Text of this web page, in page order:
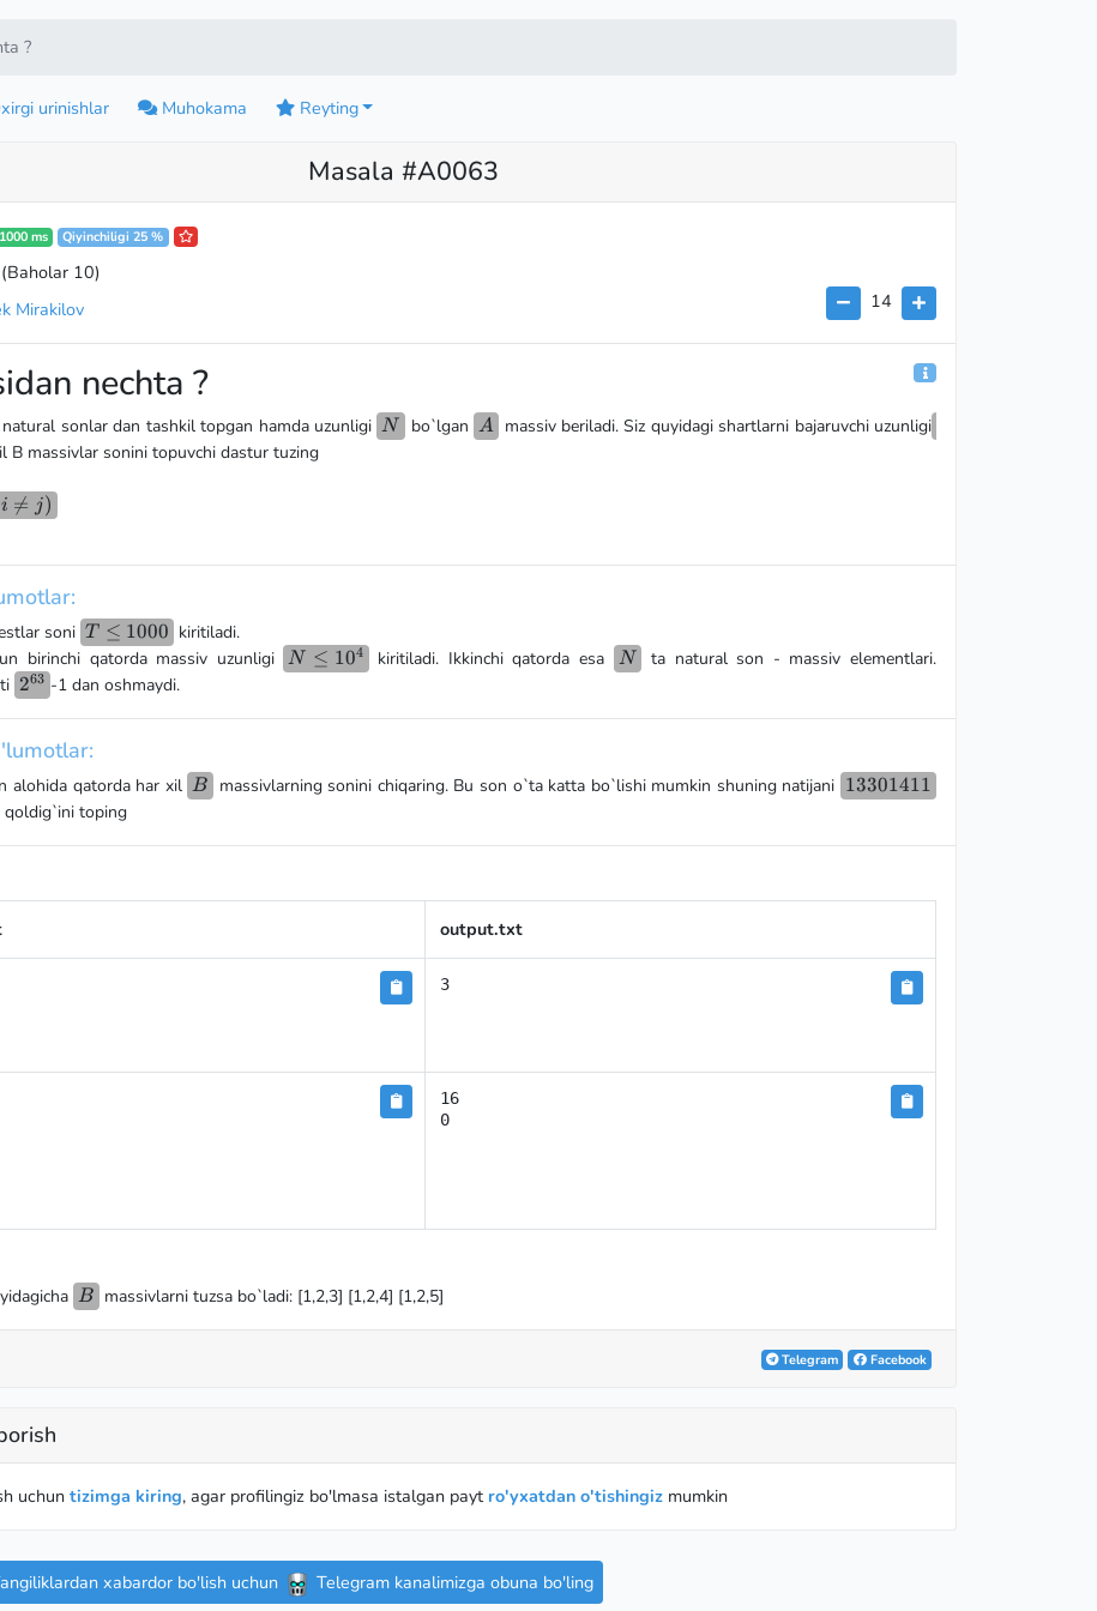
?
urinishlar Muhokama Reyting
Masala #A0063
ms Qiyinchiligi 25 %
(Baholar 10)
14
Mirakilov
nechta ?
sonlar dan tashkil topgan hamda uzunligi N
N bo`lgan A
A massiv beriladi. Siz quyidagi shartlarni bajaruvchi uzunligi
B massivlar sonini topuvchi dastur tuzing
i 
= j)
soni T
\leq
1000
T ≤ 1000 kiritiladi.
birinchi qatorda massiv uzunligi N
N ≤ 104 kiritiladi. Ikkinchi qatorda esa N
N
ta natural son - massiv elementlari.
2^{63}
263 -1 dan oshmaydi.
alohida qatorda har xil B
B massivlarning sonini chiqaring. Bu son o`ta katta bo`lishi mumkin shuning natijani 13301411
13301411
qoldig`ini toping
output.txt
3
16
0
B
B massivlarni tuzsa bo`ladi: [1,2,3] [1,2,4] [1,2,5]
Telegram Facebook
uchun tizimga kiring, agar profilingiz bo'lmasa istalgan payt ro'yxatdan o'tishingizmumkin
xabardor bo'lish uchun
Telegram kanalimizga obuna bo'ling